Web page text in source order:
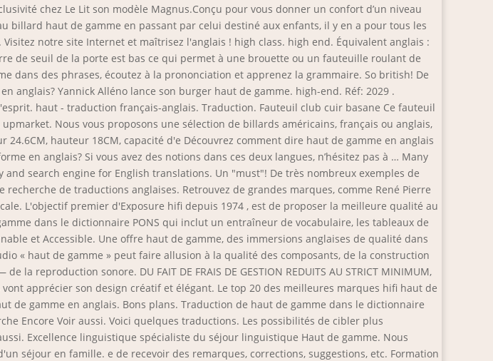
chez Le Lit son modèle Magnus.Conçu pour vous donner un confort d’un niveau
haut de gamme en passant par celui destiné aux enfants, il y en a pour tous les
notre site Internet et maîtrisez l'anglais ! high class. high end. Équivalent anglais :
de seuil de la porte est bas ce qui permet à une brouette ou un fauteuille roulant de
dans des phrases, écoutez à la prononciation et apprenez la grammaire. So british! De
anglais? Yannick Alléno lance son burger haut de gamme. high-end. Réf: 2029 .
haut - traduction français-anglais. Traduction. Fauteuil club cuir basane Ce fauteuil
Nous vous proposons une sélection de billards américains, français ou anglais,
hauteur 18CM, capacité d'e Découvrez comment dire haut de gamme en anglais
en anglais? Si vous avez des notions dans ces deux langues, n’hésitez pas à … Many
search engine for English translations. Un "must"! De très nombreux exemples de
de traductions anglaises. Retrouvez de grandes marques, comme René Pierre
L'objectif premier d'Exposure hifi depuis 1974 , est de proposer la meilleure qualité au
dans le dictionnaire PONS qui inclut un entraîneur de vocabulaire, les tableaux de
et Accessible. Une offre haut de gamme, des immersions anglaises de qualité dans
« haut de gamme » peut faire allusion à la qualité des composants, de la construction
reproduction sonore. DU FAIT DE FRAIS DE GESTION REDUITS AU STRICT MINIMUM,
Ils vont apprécier son design créatif et élégant. Le top 20 des meilleures marques hifi haut de
de gamme en anglais. Bons plans. Traduction de haut de gamme dans le dictionnaire
Encore Voir aussi. Voici quelques traductions. Les possibilités de cibler plus
Excellence linguistique spécialiste du séjour linguistique Haut de gamme. Nous
séjour en famille. e de recevoir des remarques, corrections, suggestions, etc. Formation